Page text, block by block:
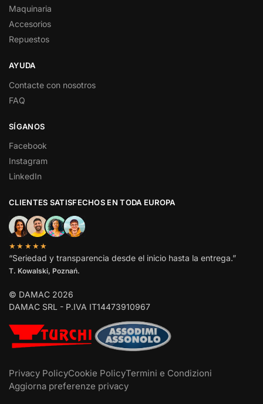
Maquinaria
Accesorios
Repuestos
AYUDA
Contacte con nosotros
FAQ
SÍGANOS
Facebook
Instagram
LinkedIn
CLIENTES SATISFECHOS EN TODA EUROPA
★★★★★
“Seriedad y transparencia desde el inicio hasta la entrega.”
T. Kowalski, Poznań.
© DAMAC 2026
DAMAC SRL - P.IVA IT14473910967
Privacy PolicyCookie PolicyTermini e Condizioni
Aggiorna preferenze privacy